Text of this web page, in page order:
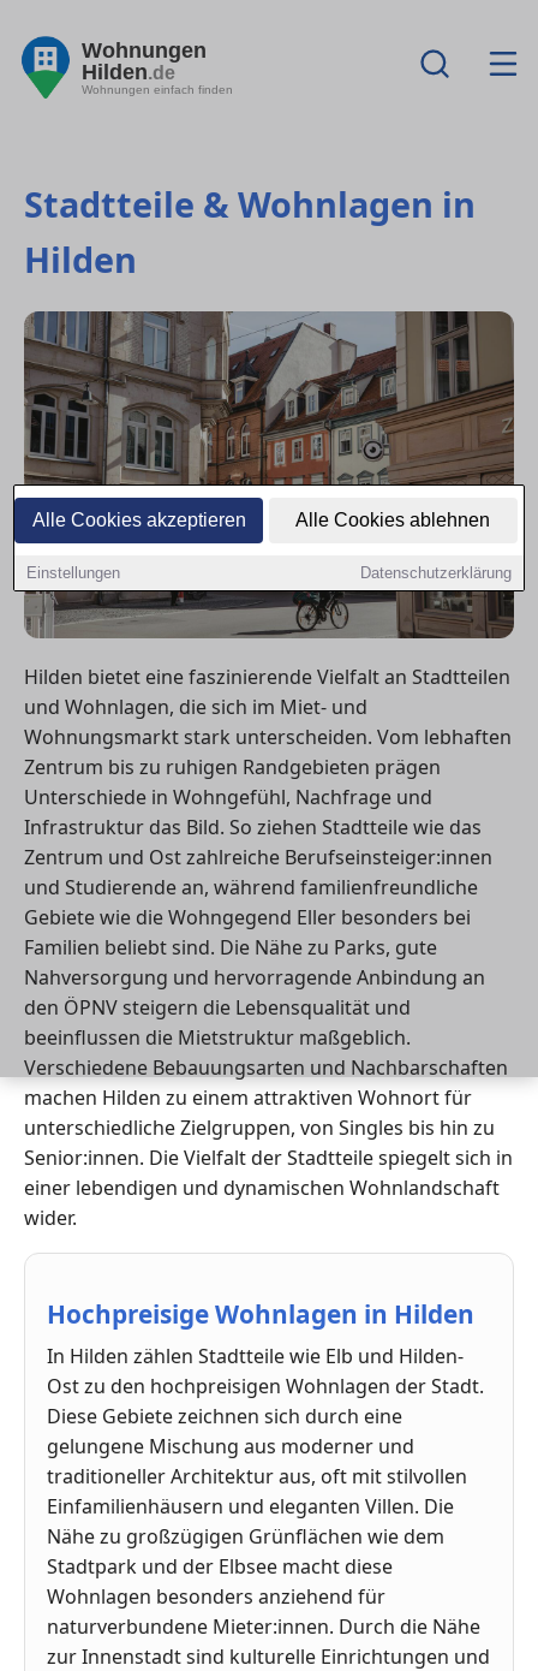
Alle Cookies akzeptieren Alle Cookies ablehnen
Einstellungen Datenschutzerklärung
Wohnungen
Hilden.de
Wohnungen einfach finden
Stadtteile & Wohnlagen in
Hilden
Hilden bietet eine faszinierende Vielfalt an Stadtteilen
und Wohnlagen, die sich im Miet- und
Wohnungsmarkt stark unterscheiden. Vom lebhaften
Zentrum bis zu ruhigen Randgebieten prägen
Unterschiede in Wohngefühl, Nachfrage und
Infrastruktur das Bild. So ziehen Stadtteile wie das
Zentrum und Ost zahlreiche Berufseinsteiger:innen
und Studierende an, während familienfreundliche
Gebiete wie die Wohngegend Eller besonders bei
Familien beliebt sind. Die Nähe zu Parks, gute
Nahversorgung und hervorragende Anbindung an
den ÖPNV steigern die Lebensqualität und
beeinflussen die Mietstruktur maßgeblich.
Verschiedene Bebauungsarten und Nachbarschaften
machen Hilden zu einem attraktiven Wohnort für
unterschiedliche Zielgruppen, von Singles bis hin zu
Senior:innen. Die Vielfalt der Stadtteile spiegelt sich in
einer lebendigen und dynamischen Wohnlandschaft
wider.
Hochpreisige Wohnlagen in Hilden
In Hilden zählen Stadtteile wie Elb und Hilden-
Ost zu den hochpreisigen Wohnlagen der Stadt.
Diese Gebiete zeichnen sich durch eine
gelungene Mischung aus moderner und
traditioneller Architektur aus, oft mit stilvollen
Einfamilienhäusern und eleganten Villen. Die
Nähe zu großzügigen Grünflächen wie dem
Stadtpark und der Elbsee macht diese
Wohnlagen besonders anziehend für
naturverbundene Mieter:innen. Durch die Nähe
zur Innenstadt sind kulturelle Einrichtungen und